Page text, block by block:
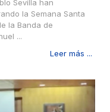
Sevilla han
la Semana Santa
la Banda de
...
Leer más ...